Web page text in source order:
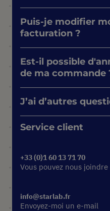
Puis-je modifier
facturation ?
Est-il possible
de ma commande
J’ai d’autres
Service client
+33 (0)1 60 13 71 70
Vous pouvez nous
info@starlab.fr
Envoyez-moi un e-mail